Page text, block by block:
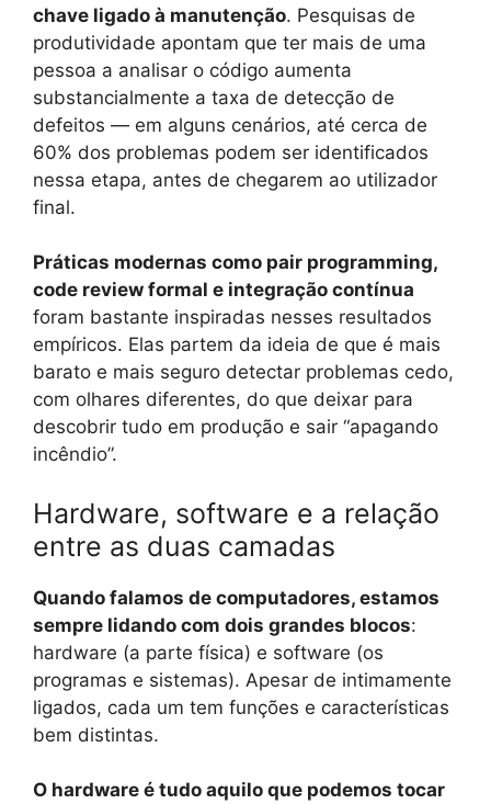
chave ligado à manutenção. Pesquisas de
produtividade apontam que ter mais de uma
pessoa a analisar o código aumenta
substancialmente a taxa de detecção de
defeitos — em alguns cenários, até cerca de
60% dos problemas podem ser identificados
nessa etapa, antes de chegarem ao utilizador
final.
Práticas modernas como pair programming,
code review formal e integração contínua
foram bastante inspiradas nesses resultados
empíricos. Elas partem da ideia de que é mais
barato e mais seguro detectar problemas cedo,
com olhares diferentes, do que deixar para
descobrir tudo em produção e sair “apagando
incêndio”.
Hardware, software e a relação
entre as duas camadas
Quando falamos de computadores, estamos
sempre lidando com dois grandes blocos:
hardware (a parte física) e software (os
programas e sistemas). Apesar de intimamente
ligados, cada um tem funções e características
bem distintas.
O hardware é tudo aquilo que podemos tocar